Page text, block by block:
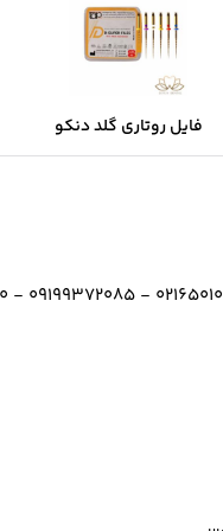
فایل روتاری گلد دنکو
02165010019 - 09199372085 -